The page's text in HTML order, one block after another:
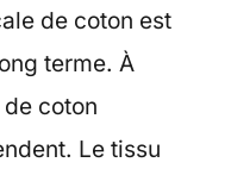
de coton est
terme. À
coton
Le tissu